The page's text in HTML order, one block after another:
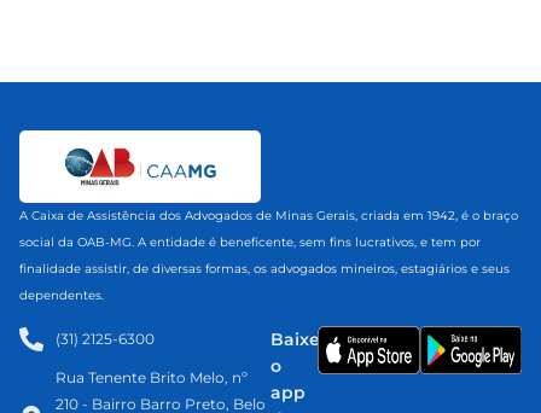
A Caixa de Assistência dos Advogados de Minas Gerais, criada em 1942, é o braço
social da OAB-MG. A entidade é beneficente, sem fins lucrativos, e tem por
finalidade assistir, de diversas formas, os advogados mineiros, estagiários e seus
dependentes.
(31) 2125-6300​
Rua Tenente Brito Melo, nº
210 - Bairro Barro Preto, Belo
Baixe
o
app